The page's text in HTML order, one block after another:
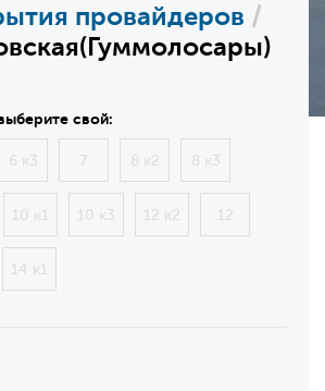
провайдеров /
свой:
6 к3 7 8 к2 8 к3
10 к1 10 к3 12 к2 12
14 к1